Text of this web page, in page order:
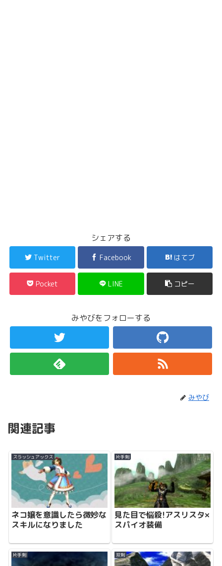
シェアする
Twitter Facebook はてブ
Pocket LINE コピー
みやびをフォローする
みやび
関連記事
スラッシュアックス
ネコ嬢を意識したら微妙な
スキルになりました
片手剣
見た目で悩殺!アスリスタ×
スパイオ装備
片手剣 双剣